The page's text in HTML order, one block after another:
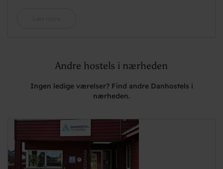
Andre hostels i nærheden
Ingen ledige værelser? Find andre Danhostels i
nærheden.